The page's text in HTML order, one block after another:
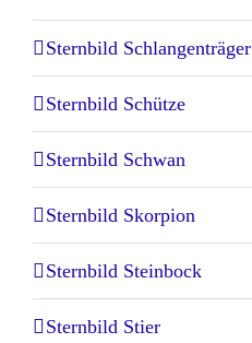
Sternbild Schlangenträger
Sternbild Schütze
Sternbild Schwan
Sternbild Skorpion
Sternbild Steinbock
Sternbild Stier